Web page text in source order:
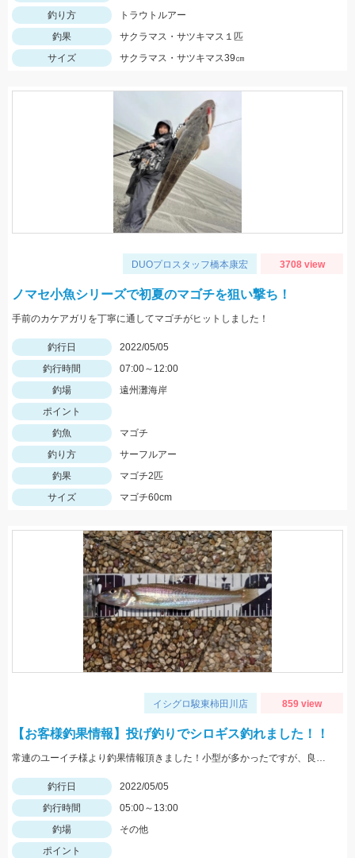
釣り方
トラウトルアー
釣果
サクラマス・サツキマス１匹
サイズ
サクラマス・サツキマス39㎝
DUOプロスタッフ橋本康宏 3708 view
ノマセ小魚シリーズで初夏のマゴチを狙い撃ち！
手前のカケアガリを丁寧に通してマゴチがヒットしました！
釣行日
2022/05/05
釣行時間
07:00～12:00
釣場
遠州灘海岸
ポイント
釣魚
マゴチ
釣り方
サーフルアー
釣果
マゴチ2匹
サイズ
マゴチ60cm
イシグロ駿東柿田川店 859 view
【お客様釣果情報】投げ釣りでシロギス釣れました！！
常連のユーイチ様より釣果情報頂きました！小型が多かったですが、良型も混じりました。エサは赤イソメを使用。
釣行日
2022/05/05
釣行時間
05:00～13:00
釣場
その他
ポイント